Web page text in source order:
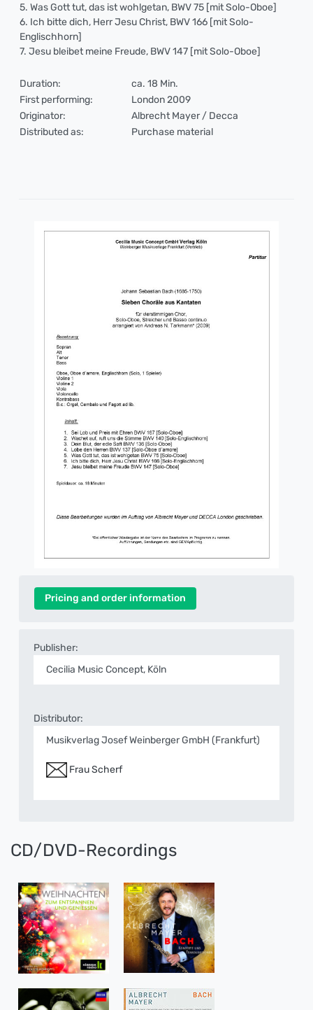
5. Was Gott tut, das ist wohlgetan, BWV 75 [mit Solo-Oboe]
6. Ich bitte dich, Herr Jesu Christ, BWV 166 [mit Solo-
Englischhorn]
7. Jesu bleibet meine Freude, BWV 147 [mit Solo-Oboe]
Duration:
ca. 18 Min.
First performing:
London 2009
Originator:
Albrecht Mayer / Decca
Distributed as:
Purchase material
Pricing and order information
Publisher:
Cecilia Music Concept, Köln
Distributor:
Musikverlag Josef Weinberger GmbH (Frankfurt)
Frau Scherf
CD/DVD-Recordings